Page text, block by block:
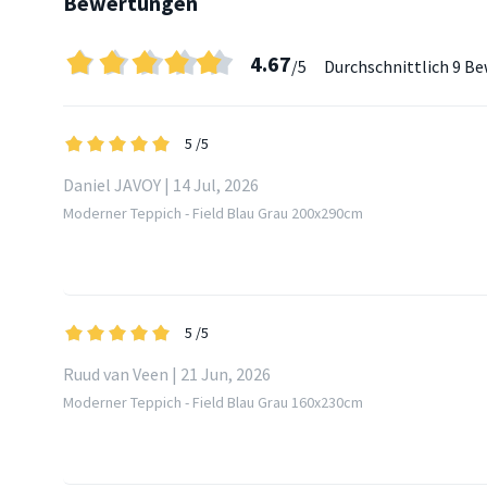
4.67/5 Durchschnittlich 9
5 /5
Daniel JAVOY | 14 Jul, 2026
Moderner Teppich - Field Blau Grau 200x290cm
5 /5
Ruud van Veen | 21 Jun, 2026
Moderner Teppich - Field Blau Grau 160x230cm